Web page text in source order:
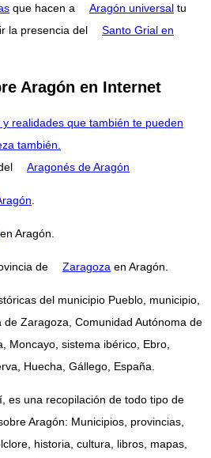
que hacen a Aragón universal tu
la presencia del
Santo Grial en
Aragón en Internet
realidades que también te pueden
también.
Aragonés de Aragón
en Aragón.
de Zaragoza en Aragón.
del municipio Pueblo, municipio,
de Zaragoza, Comunidad Autónoma de
Moncayo, sistema ibérico, Ebro,
Huecha, Gállego, España.
es una recopilación de todo tipo de
Aragón: Municipios, provincias,
historia, cultura, libros, mapas,